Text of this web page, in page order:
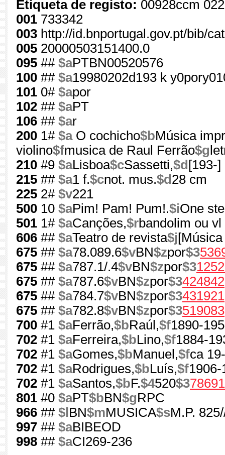
Etiqueta de registo: 00928ccm
001 733342
003 http://id.bnportugal.gov.pt/bib/
005 20000503151400.0
095 ## $aPTBN00520576
100 ## $a19980202d193 k
101 0# $apor
102 ## $aPT
106 ## $ar
200 1# $aO cochicho$bMúsica
violino$fmusica de Raul Ferrão$g
210 #9 $aLisboa$cSassetti,$d [193-]
215 ## $a1 f.$cnot. mus.$d 28 cm
225 2# $v221
500 10 $aPim! Pam! Pum!.$iOne
501 1# $aCanções,$rbandolim ou vl
606 ## $aTeatro de revista$j
675 ## $a78.089.6$vBN$zpor$3
675 ## $a787.1/.4$vBN$zpor$3
675 ## $a787.6$vBN$zpor$3424842
675 ## $a784.7$vBN$zpor$3431921
675 ## $a782.8$vBN$zpor$3519083
700 #1 $aFerrão,$bRaúl,$f1890-
702 #1 $aFerreira,$bLino,$f1884-
702 #1 $aGomes,$bManuel,$fca
702 #1 $aRodrigues,$bLuís,$f1906-
702 #1 $aSantos,$bF.$4520$378691
801 #0 $aPT$bBN$gRPC
966 ## $l BN$mMUSICA$sM.P.
997 ## $aBIBEOD
998 ## $aCI269-236